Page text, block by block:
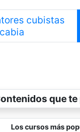
cubistas
Anterior
que
Los cursos más